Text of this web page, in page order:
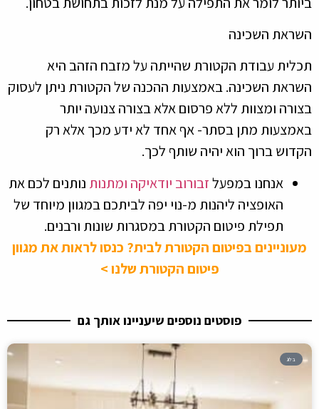
השכינה
עבודת הקטורת שהייתה על מזבח הזהב היא
השכינה. באמצעות ההכנה של הקטורת ניתן לעסוק
ומצוות ללא פרסום אלא בצורה צנועה יותר
מתן בסתר- אף אחד לא ידע מכך אלא רק
ברוך הוא יהיה שותף לכך.
אנחנו במפעלזבורוב יודאיקה ומתנותנותנים לכם את
האופציה ליהנות מ-נוי יפה לביתכם במגוון מיוחד של
תפילת פיטום הקטורת במסגרות שונות ורבנים.
בפיטום הקטורת לבית? כנסו לראות את מגוון
פיטום הקטורת שלנו >
פוסטים נוספים שיעניינו אותך גם